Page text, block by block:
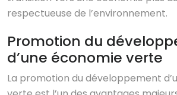
respectueuse de l’environnement.
Promotion du
d’une économie verte
La promotion du développement